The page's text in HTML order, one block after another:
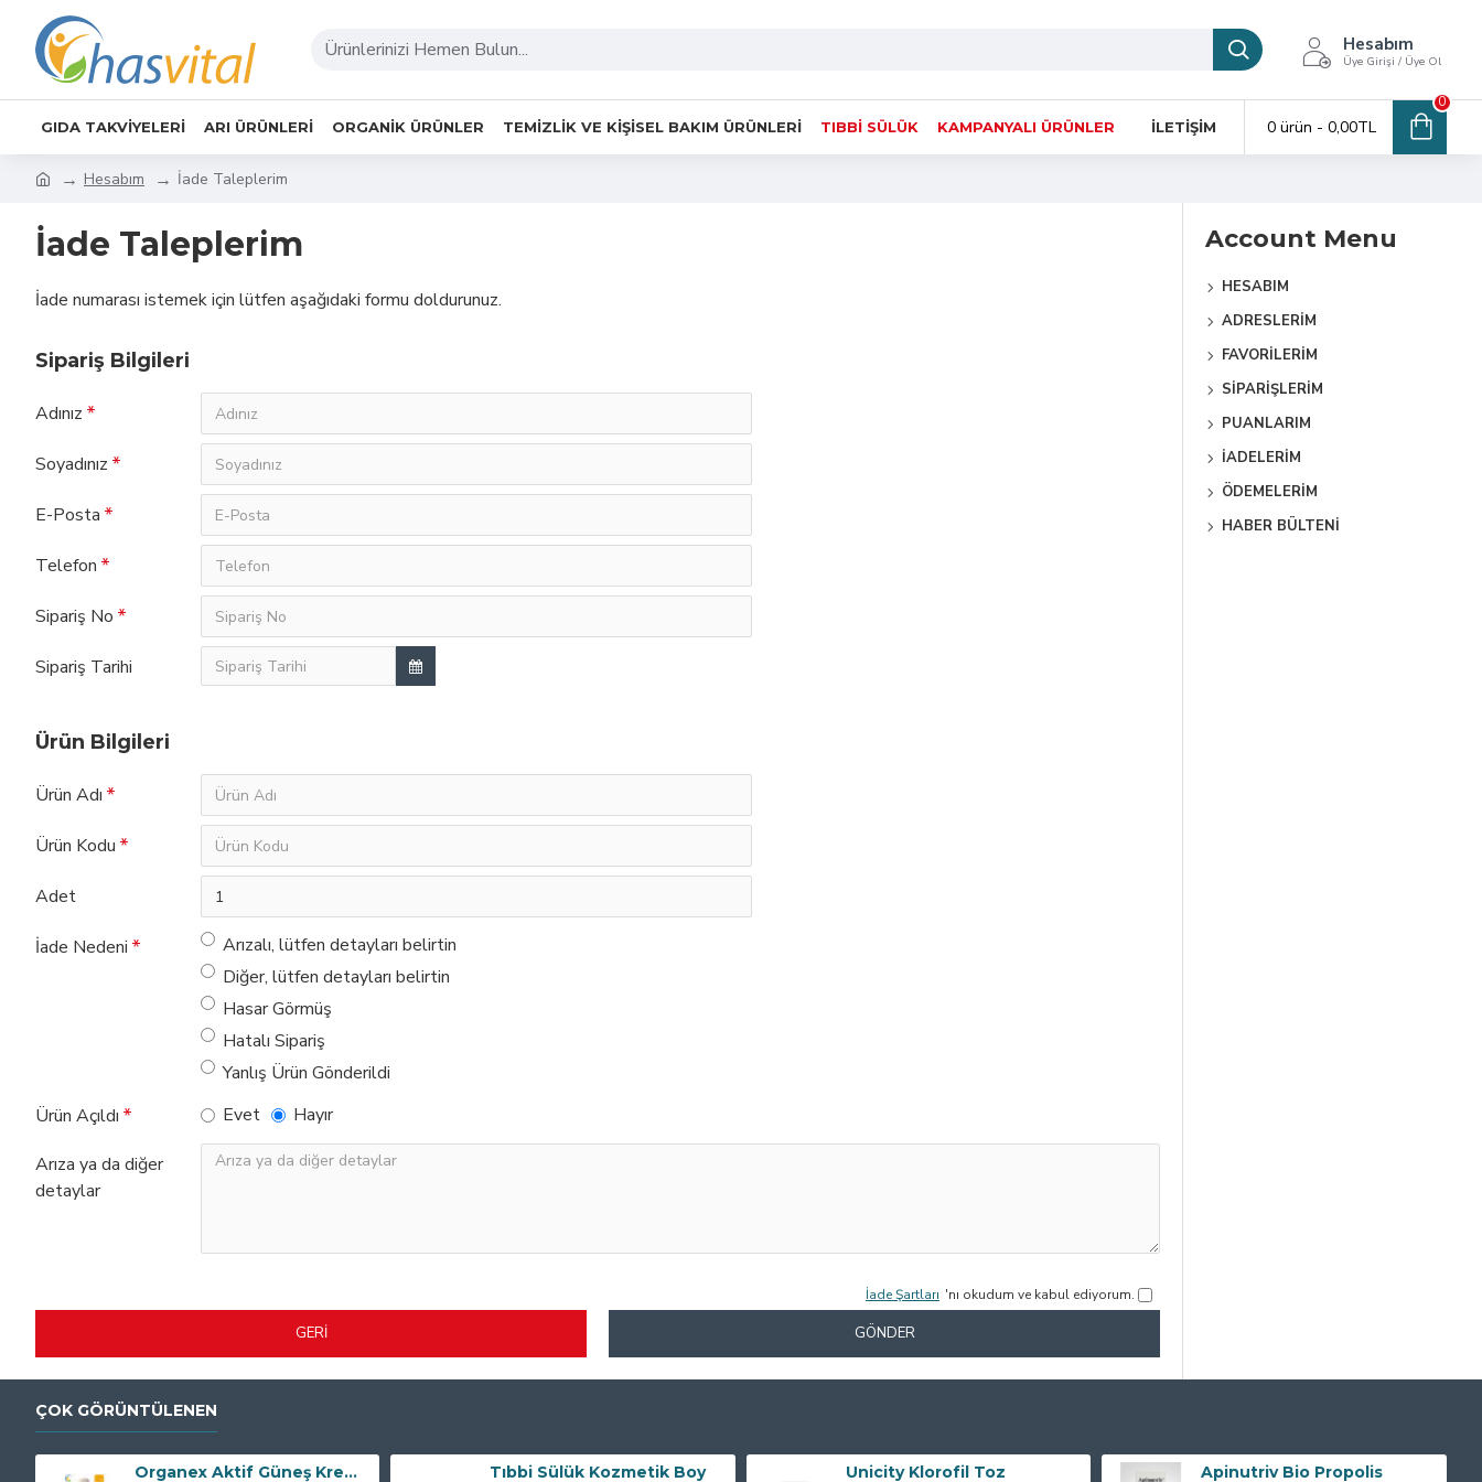
Hesabım
Üye Girişi / Üye Ol
GIDA TAKVIYELERI ARI ÜRÜNLERI ORGANIK ÜRÜNLER TEMIZLIK VE KIŞISEL BAKIM ÜRÜNLERI TIBBI SÜLÜK KAMPANYALI ÜRÜNLER İLETIŞIM 0 ürün - 0,00TL
0
Hesabım İade Taleplerim
İade Taleplerim
İade numarası istemek için lütfen aşağıdaki formu doldurunuz.
Sipariş Bilgileri
Adınız
Soyadınız
E-Posta
Telefon
Sipariş No
Sipariş Tarihi
Ürün Bilgileri
Ürün Adı
Ürün Kodu
Adet
İade Nedeni
Arızalı, lütfen detayları belirtin
Diğer, lütfen detayları belirtin
Hasar Görmüş
Hatalı Sipariş
Yanlış Ürün Gönderildi
Ürün Açıldı
Evet Hayır
Arıza ya da diğer
detaylar
GERI
İade Şartları 'nı okudum ve kabul ediyorum.
GÖNDER
Account Menu
HESABIM
ADRESLERIM
FAVORILERIM
SIPARIŞLERIM
PUANLARIM
İADELERIM
ÖDEMELERIM
HABER BÜLTENI
ÇOK GÖRÜNTÜLENEN
Organex Aktif Güneş Kremi SPF50+ 100 ML Tıbbi Sülük Kozmetik Boy Unicity Klorofil Toz Apinutriv Bio Propolis